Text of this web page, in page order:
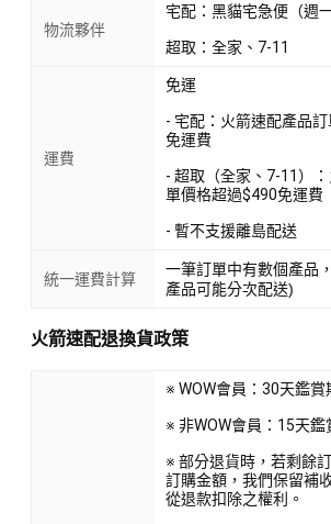
物流夥伴
宅配：黑貓宅急便（週
超取：全家、7-11
運費
免運
- 宅配：火箭速配產品
免運費
- 超取（全家、7-11）
單價格超過$490免運費
- 暫不支援離島配送
統一運費計算
一筆訂單中有數個產品
產品可能分次配送)
火箭速配退換貨政策
※ WOW會員：30天鑑賞
※ 非WOW會員：15天
※ 部分退貨時，若剩餘
訂購金額，我們保留補
從退款扣除之權利。